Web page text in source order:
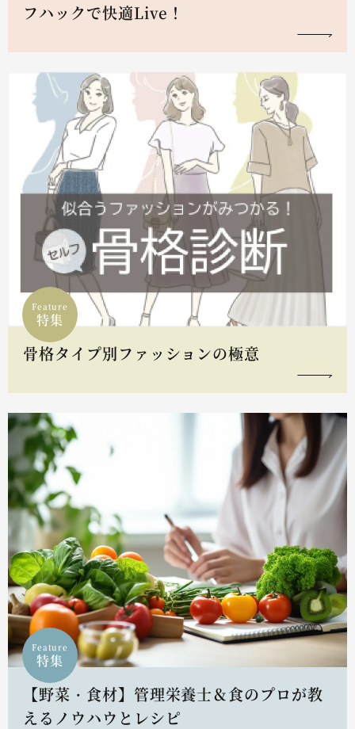
フハックで快適Live！
Feature
特集
骨格タイプ別ファッションの極意
Feature
特集
【野菜・食材】管理栄養士＆食のプロが教
えるノウハウとレシピ